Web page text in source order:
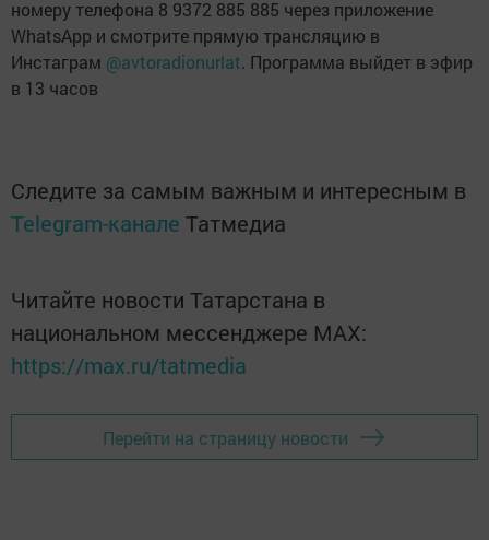
номеру телефона 8 9372 885 885 через приложение
WhatsApp и смотрите прямую трансляцию в
Инстаграм @avtoradionurlat. Программа выйдет в эфир
в 13 часов
Следите за самым важным и интересным в
Telegram-канале Татмедиа
Читайте новости Татарстана в
национальном мессенджере MАХ:
https://max.ru/tatmedia
Перейти на страницу новости